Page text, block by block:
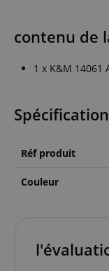
contenu de
1 x K&M 14061
Réf produit
Couleur